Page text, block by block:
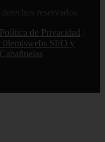
reservados.
Política de Privacidad
0lemiswebs SEO y